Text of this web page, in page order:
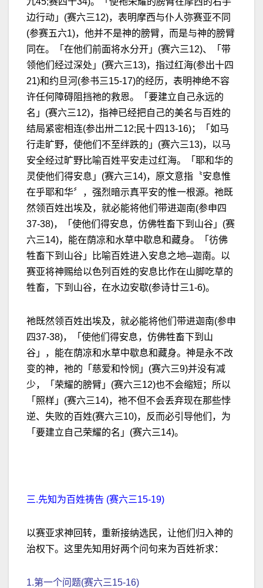
边行动」(赛六三12)，表明摩西与仆人弥赛亚不同
(参赛五六1)，他并不是神的膀臂，而是与神的膀臂
同在。「在他们前面将水分开」(赛六三12)、「带
领他们经过深处」(赛六三13)，指过红海(参出十四
21)和约旦河(参书三15-17)的经历，表明神绝不容
许任何障碍阻挡祂的救恩。「要建立自己永远的
名」(赛六三12)，指神已经把自己的美名与百姓的
结局紧密相连(参出卅二12;民十四13-16)；「如马
行走旷野，使他们不至绊跌的」(赛六三13)，以马
安全经过旷野比喻百姓平安走过红海。「耶和华的
灵使他们得安息」(赛六三14)，原文意指〝安息惟
在乎耶和华〞，强烈暗示真平安的惟一根源。祂既
然领百姓出埃及，就必能将他们带进迦南(参申四
37-38)，「使他们得安息，仿佛牲畜下到山谷」(赛
六三14)，能在荫凉和水草中歇息和藏身。「彷佛
牲畜下到山谷」比喻百姓进入安息之地─迦南。以
赛亚将神赐给以色列百姓的安息比作在山脚吃草的
牲畜，下到山谷，在水边安歇(参诗廿三1-6)。
祂既然领百姓出埃及，就必能将他们带进迦南(参申
四37-38)，「使他们得安息，仿佛牲畜下到山
谷」，能在荫凉和水草中歇息和藏身。神是永不改
变的神，祂的「慈爱和怜悯」(赛六三9)并没有减
少，「荣耀的膀臂」(赛六三12)也不会缩短；所以
「照样」(赛六三14)，祂不但不会丢弃现在那些悖
逆、失败的百姓(赛六三10)，反而必引导他们，为
「要建立自己荣耀的名」(赛六三14)。
三.先知为百姓祷告 (赛六三15-19)
以赛亚求神回转，重新接纳选民，让他们归入神的
治权下。这里先知用好两个问句来为百姓祈求：
1.第一个问题(赛六三15-16)